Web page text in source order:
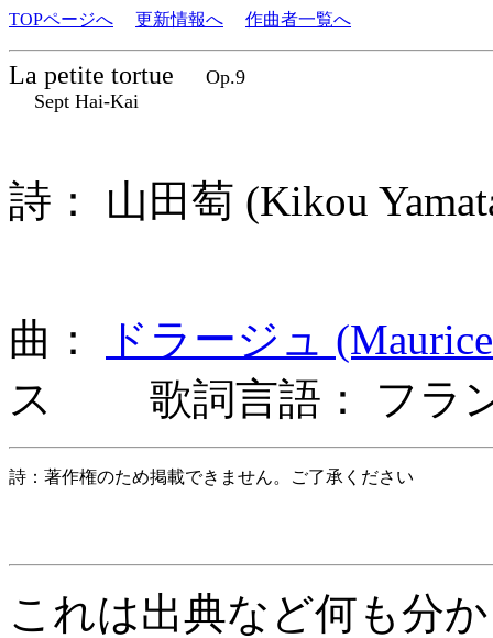
TOPページへ 更新情報へ 作曲者一覧へ
La petite tortue
Op.9
Sept Hai-Kai
詩： 山田萄 (Kikou
曲：
ドラージュ
ス 歌詞言語： フラ
詩：著作権のため掲載できません。ご了承ください
これは出典など何も分